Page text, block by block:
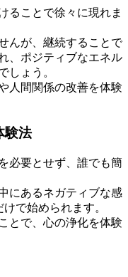
ることで徐々に現れま
んが、継続することで
、ポジティブなエネル
しょう。
人間関係の改善を体験
験法
必要とせず、誰でも簡
にあるネガティブな感
で始められます。
とで、心の浄化を体験